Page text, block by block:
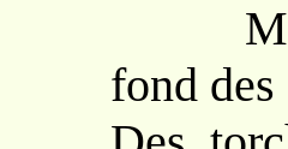
Mais
fond